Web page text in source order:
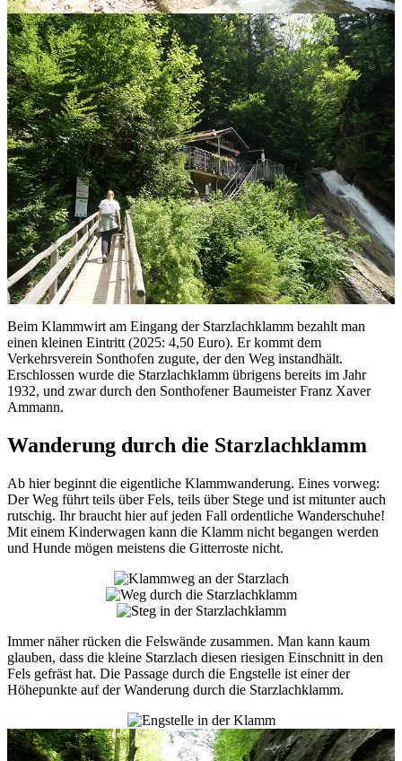
Beim Klammwirt am Eingang der Starzlachklamm bezahlt man
einen kleinen Eintritt (2025: 4,50 Euro). Er kommt dem
Verkehrsverein Sonthofen zugute, der den Weg instandhält.
Erschlossen wurde die Starzlachklamm übrigens bereits im Jahr
1932, und zwar durch den Sonthofener Baumeister Franz Xaver
Ammann.
Wanderung durch die Starzlachklamm
Ab hier beginnt die eigentliche Klammwanderung. Eines vorweg:
Der Weg führt teils über Fels, teils über Stege und ist mitunter auch
rutschig. Ihr braucht hier auf jeden Fall ordentliche Wanderschuhe!
Mit einem Kinderwagen kann die Klamm nicht begangen werden
und Hunde mögen meistens die Gitterroste nicht.
Immer näher rücken die Felswände zusammen. Man kann kaum
glauben, dass die kleine Starzlach diesen riesigen Einschnitt in den
Fels gefräst hat. Die Passage durch die Engstelle ist einer der
Höhepunkte auf der Wanderung durch die Starzlachklamm.